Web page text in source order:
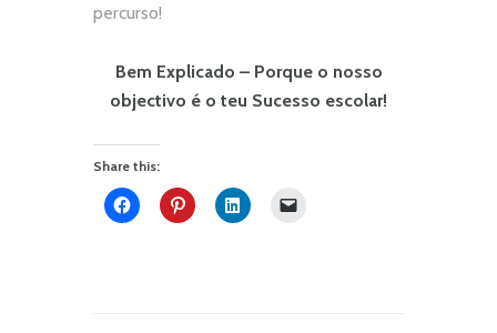
percurso!
Bem Explicado – Porque o nosso
objectivo é o teu Sucesso escolar!
Share this: